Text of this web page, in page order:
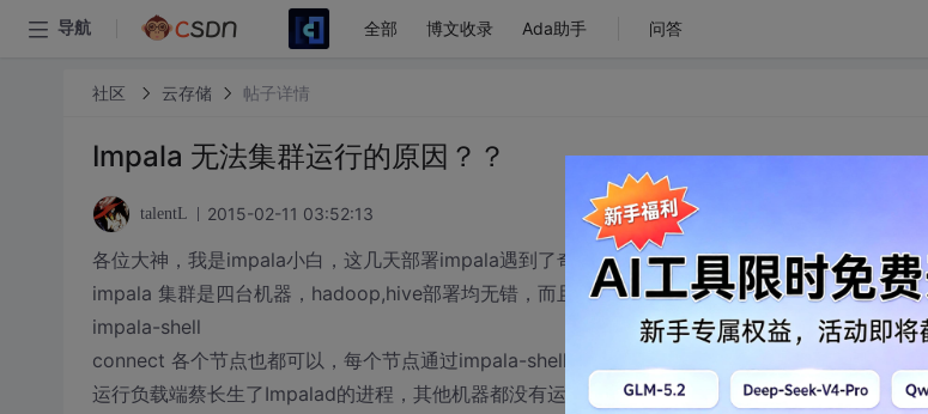
导航 全部 博文收录 Ada助手 问答
社区 云存储 帖子详情
Impala 无法集群运行的原因？？
talentL 2015-02-11 03:52:13
各位大神，我是impala小白，这几天部署impala遇到了奇怪的问题，希望各位大神能帮忙解惑，在
impala 集群是四台机器，hadoop,hive部署均无错，而且通过mysql也给各个节点赋予了访问权限
impala-shell
connect 各个节点也都可以，每个节点通过impala-shell也都可以显示出tables，但是在运行负载
运行负载端蔡长生了Impalad的进程，其他机器都没有运行进程，而且我分别在其他机器运行负载